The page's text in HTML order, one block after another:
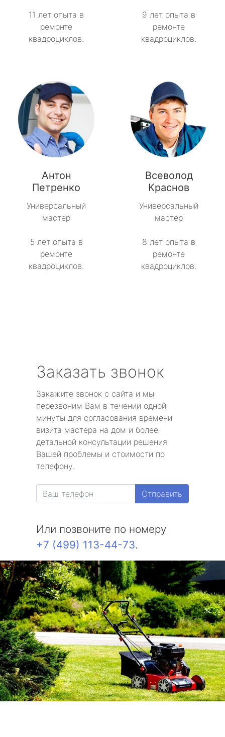
11 лет опыта в
ремонте
квадроциклов.
9 лет опыта в
ремонте
квадроциклов.
Антон
Петренко
Универсальный
мастер
5 лет опыта в
ремонте
квадроциклов.
Всеволод
Краснов
Универсальный
мастер
8 лет опыта в
ремонте
квадроциклов.
Заказать звонок
Закажите звонок с сайта и мы
перезвоним Вам в течении одной
минуты для согласования времени
визита мастера на дом и более
детальной консультации решения
Вашей проблемы и стоимости по
телефону.
Отправить
Или позвоните по номеру
+7 (499) 113-44-73.